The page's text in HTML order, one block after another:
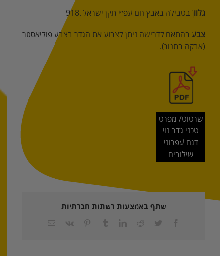
גלוון‭ ‬ בטבילה‭ ‬באבץ‭ ‬חם‭ ‬עפ״י‭ ‬תקן‭ ‬ישראלי‭ ‬918‭.‬
צבע
‭ ‬בהתאם‭ ‬לדרישה‭ ‬ניתן‭ ‬לצבוע‭ ‬את‭ ‬הגדר‭ ‬בצבע‭ ‬פוליאסטר
(‬אבקה‭ ‬בתנור).‬
שרטוט/ מפרט
טכני גדר נוי
דגם עפרוני
שילובים
שתף באמצעות רשתות חברתיות
Facebook
Twitter
Reddit
LinkedIn
Tumblr
Pinterest
כתובת